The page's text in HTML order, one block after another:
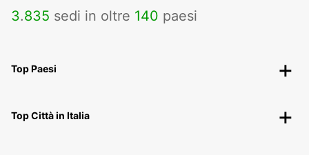
3.835 sedi in oltre 140 paesi
Top Paesi
Top Città in Italia